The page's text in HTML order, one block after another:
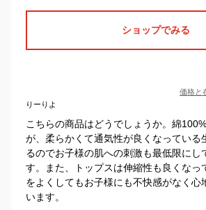
ショップでみる
価格と
りーりよ
こちらの商品はどうでしょうか。綿
が、柔らかくて通気性が良くなっている
るのでお子様の肌への刺激も最低限にし
す。また、トップスは伸縮性も良くなっ
をよくしてもお子様にも不快感がなく心
います。